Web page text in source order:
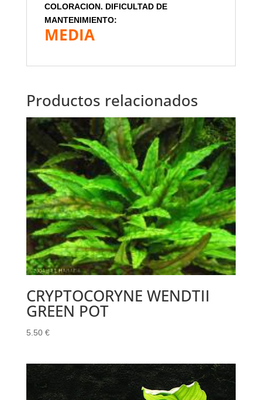
COLORACION. DIFICULTAD DE
MANTENIMIENTO:
MEDIA
Productos relacionados
CRYPTOCORYNE WENDTII
GREEN POT
5.50 €